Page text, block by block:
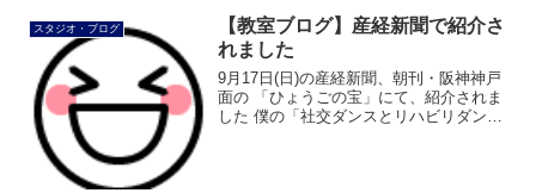
スタジオ・ブログ
【教室ブログ】産経新聞で紹介さ
れました
9月17日(日)の産経新聞、朝刊・阪神神戸
面の 「ひょうごの宝」にて、紹介されま
した 僕の「社交ダンスとリハビリダンス